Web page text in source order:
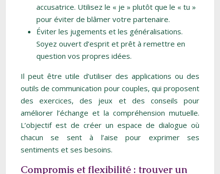
accusatrice. Utilisez le « je » plutôt que le « tu »
pour éviter de blâmer votre partenaire.
Éviter les jugements et les généralisations.
Soyez ouvert d’esprit et prêt à remettre en
question vos propres idées.
Il peut être utile d’utiliser des applications ou des
outils de communication pour couples, qui proposent
des exercices, des jeux et des conseils pour
améliorer l’échange et la compréhension mutuelle.
L’objectif est de créer un espace de dialogue où
chacun se sent à l’aise pour exprimer ses
sentiments et ses besoins.
Compromis et flexibilité : trouver un